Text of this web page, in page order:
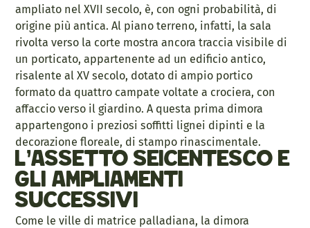
ampliato nel XVII secolo, è, con ogni probabilità, di
origine più antica. Al piano terreno, infatti, la sala
rivolta verso la corte mostra ancora traccia visibile di
un porticato, appartenente ad un edificio antico,
risalente al XV secolo, dotato di ampio portico
formato da quattro campate voltate a crociera, con
affaccio verso il giardino. A questa prima dimora
appartengono i preziosi soffitti lignei dipinti e la
decorazione floreale, di stampo rinascimentale.
L’assetto seicentesco e
gli ampliamenti
successivi
Come le ville di matrice palladiana, la dimora